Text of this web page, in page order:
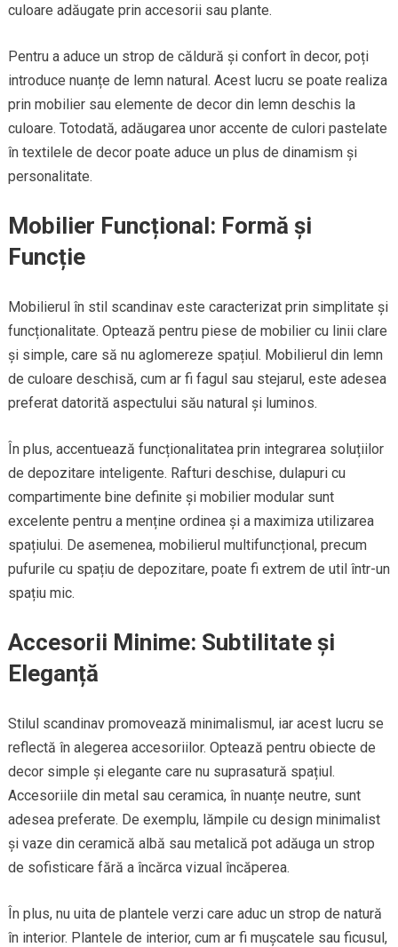
culoare adăugate prin accesorii sau plante.
Pentru a aduce un strop de căldură și confort în decor, poți
introduce nuanțe de lemn natural. Acest lucru se poate realiza
prin mobilier sau elemente de decor din lemn deschis la
culoare. Totodată, adăugarea unor accente de culori pastelate
în textilele de decor poate aduce un plus de dinamism și
personalitate.
Mobilier Funcțional: Formă și
Funcție
Mobilierul în stil scandinav este caracterizat prin simplitate și
funcționalitate. Optează pentru piese de mobilier cu linii clare
și simple, care să nu aglomereze spațiul. Mobilierul din lemn
de culoare deschisă, cum ar fi fagul sau stejarul, este adesea
preferat datorită aspectului său natural și luminos.
În plus, accentuează funcționalitatea prin integrarea soluțiilor
de depozitare inteligente. Rafturi deschise, dulapuri cu
compartimente bine definite și mobilier modular sunt
excelente pentru a menține ordinea și a maximiza utilizarea
spațiului. De asemenea, mobilierul multifuncțional, precum
pufurile cu spațiu de depozitare, poate fi extrem de util într-un
spațiu mic.
Accesorii Minime: Subtilitate și
Eleganță
Stilul scandinav promovează minimalismul, iar acest lucru se
reflectă în alegerea accesoriilor. Optează pentru obiecte de
decor simple și elegante care nu suprasatură spațiul.
Accesoriile din metal sau ceramica, în nuanțe neutre, sunt
adesea preferate. De exemplu, lămpile cu design minimalist
și vaze din ceramică albă sau metalică pot adăuga un strop
de sofisticare fără a încărca vizual încăperea.
În plus, nu uita de plantele verzi care aduc un strop de natură
în interior. Plantele de interior, cum ar fi mușcatele sau ficusul,